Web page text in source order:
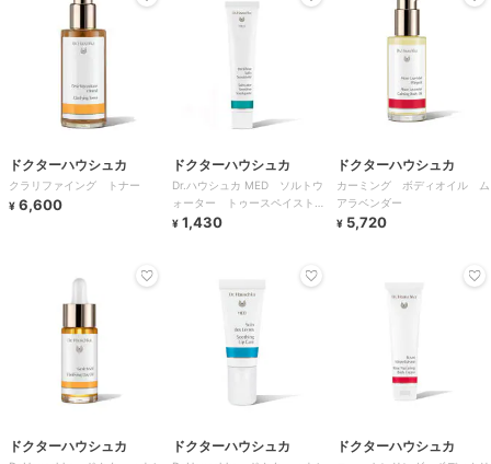
ドクターハウシュカ
クラリファイング トナー
¥ 6,600
ドクターハウシュカ
Dr.ハウシュカ MED ソルトウ
ォーター トゥースペイスト
７５ｍｌ
¥ 1,430
ドクターハウシュカ
カーミング ボディオイル ム
アラベンダー
¥ 5,720
ドクターハウシュカ ドクターハウシュカ ドクターハウシュカ